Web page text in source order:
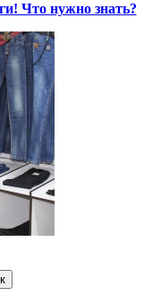
Что нужно знать?